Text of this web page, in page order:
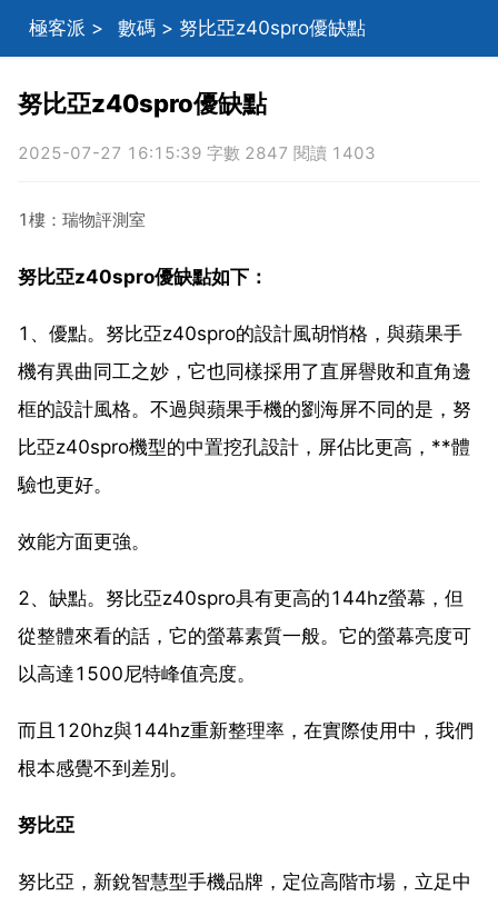
極客派 > 數碼 > 努比亞z40spro優缺點
努比亞z40spro優缺點
2025-07-27 16:15:39 字數 2847 閱讀 1403
1樓：瑞物評測室
努比亞z40spro優缺點如下：
1、優點。努比亞z40spro的設計風胡悄格，與蘋果手
機有異曲同工之妙，它也同樣採用了直屏譽敗和直角邊
框的設計風格。不過與蘋果手機的劉海屏不同的是，努
比亞z40spro機型的中置挖孔設計，屏佔比更高，**體
驗也更好。
效能方面更強。
2、缺點。努比亞z40spro具有更高的144hz螢幕，但
從整體來看的話，它的螢幕素質一般。它的螢幕亮度可
以高達1500尼特峰值亮度。
而且120hz與144hz重新整理率，在實際使用中，我們
根本感覺不到差別。
努比亞
努比亞，新銳智慧型手機品牌，定位高階市場，立足中